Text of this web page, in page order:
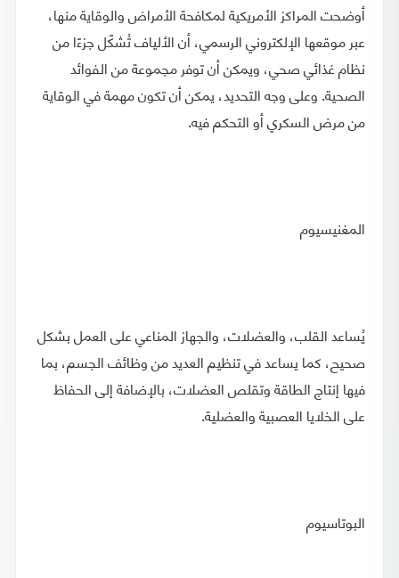
أوضحت المراكز الأمريكية لمكافحة الأمراض والوقاية منها،
عبر موقعها الإلكتروني الرسمي، أن الألياف تُشكّل جزءًا من
نظام غذائي صحي، ويمكن أن توفر مجموعة من الفوائد
الصحية. وعلى وجه التحديد، يمكن أن تكون مهمة في الوقاية
من مرض السكري أو التحكم فيه.
المغنيسيوم
يُساعد القلب، والعضلات، والجهاز المناعي على العمل بشكل
صحيح، كما يساعد في تنظيم العديد من وظائف الجسم، بما
فيها إنتاج الطاقة وتقلص العضلات، بالإضافة إلى الحفاظ
على الخلايا العصبية والعضلية.
البوتاسيوم